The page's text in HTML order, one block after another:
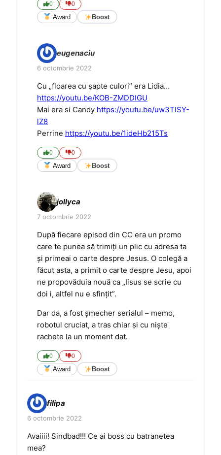
0 0
Award Boost
eugenaciu
6 octombrie 2022
Cu „floarea cu șapte culori” era Lidia…
https://youtu.be/KOB-ZMDDIGU
Mai era si Candy https://youtu.be/uw3TISY-
lZ8
Perrine https://youtu.be/1ideHb215Ts
0 0
Award Boost
jollyca
7 octombrie 2022
După fiecare episod din CC era un promo
care te punea să trimiți un plic cu adresa ta
și primeai o carte despre Jesus. O colegă a
făcut asta, a primit o carte despre Jesu, apoi
ne propovăduia nouă ca „Iisus se scrie cu
doi i, altfel nu e sfințit”.
Dar da, a fost șmecher serialul – memo,
robotul cruciat, a tras chiar și cu niște
rachete la un moment dat.
0 0
Award Boost
filipa
6 octombrie 2022
Avaiiii! Sindbad!!! Ce ai boss cu batranetea
mea?